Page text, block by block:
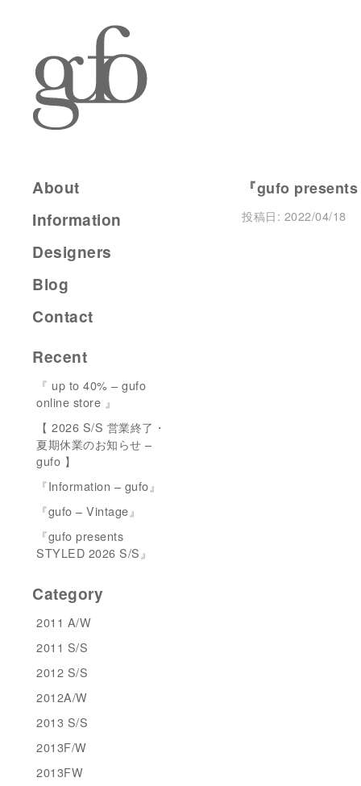
『gufo
投稿日: 2022/04/18
About
Information
Designers
Blog
Contact
Recent
『 up to 40% – gufo
online store 』
【 2026 S/S 営業終了・
夏期休業のお知らせ –
gufo 】
『Information – gufo』
『gufo – Vintage』
『gufo presents
STYLED 2026 S/S』
Category
2011 A/W
2011 S/S
2012 S/S
2012A/W
2013 S/S
2013F/W
2013FW